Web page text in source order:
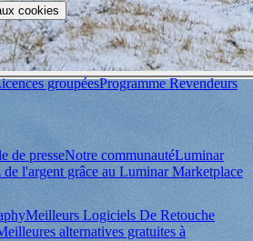
cookies
groupéesProgramme Revendeurs
de presseNotre communautéLuminar
de l'argent grâce au Luminar Marketplace
Meilleurs Logiciels De Retouche
alternatives gratuites à